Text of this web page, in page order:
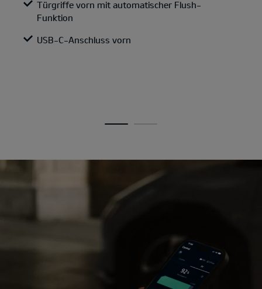
Türgriffe vorn mit automatischer Flush-
Funktion
USB-C-Anschluss vorn